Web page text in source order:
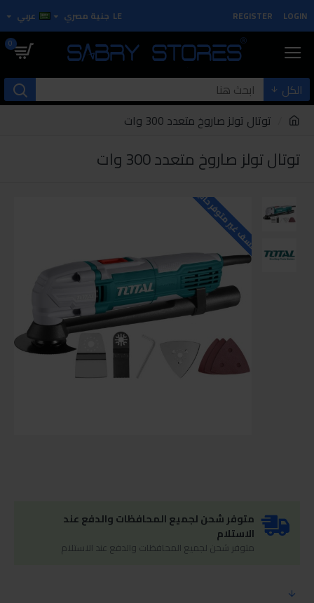
LOGIN
REGISTER
LE جنية مصري عربي
0
الكل
توتال تولز صاروخ متعدد 300 وات
توتال تولز صاروخ متعدد 300 وات
للاسف غير متوفر حاليا
متوفر شحن لجميع المحافظات والدفع عند
الاستلام
متوفر شحن لجميع المحافظات والدفع عند الاستلام